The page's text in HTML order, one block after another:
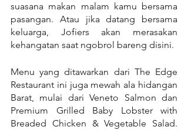
suasana makan malam kamu bersama
pasangan. Atau jika datang bersama
keluarga, Jofiers akan merasakan
kehangatan saat ngobrol bareng disini.
Menu yang ditawarkan dari The Edge
Restaurant ini juga mewah ala hidangan
Barat, mulai dari Veneto Salmon dan
Premium Grilled Baby Lobster with
Breaded Chicken & Vegetable Salad.